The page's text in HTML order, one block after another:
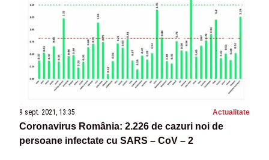
9 sept. 2021, 13:35 Actualitate
Coronavirus România: 2.226 de cazuri noi de
persoane infectate cu SARS – CoV – 2